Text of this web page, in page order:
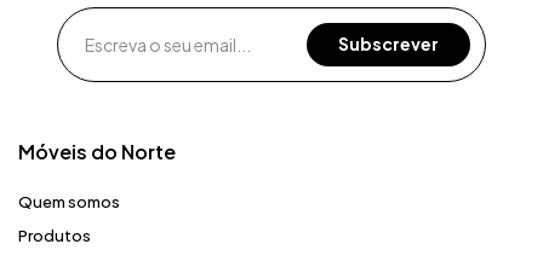
Móveis do Norte​
Quem somos
Produtos